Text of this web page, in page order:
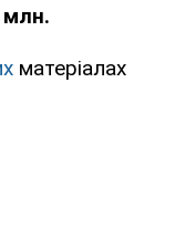
млн.
матеріалах